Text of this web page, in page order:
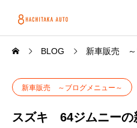
BLOG 新車販売 ～
新車販売 ～ブログメニュー～
スズキ 64ジムニーの